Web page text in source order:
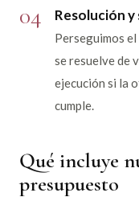
04 Resolución
Perseguimos
se resuelve de
ejecución si la
cumple.
Qué incluye
presupuesto